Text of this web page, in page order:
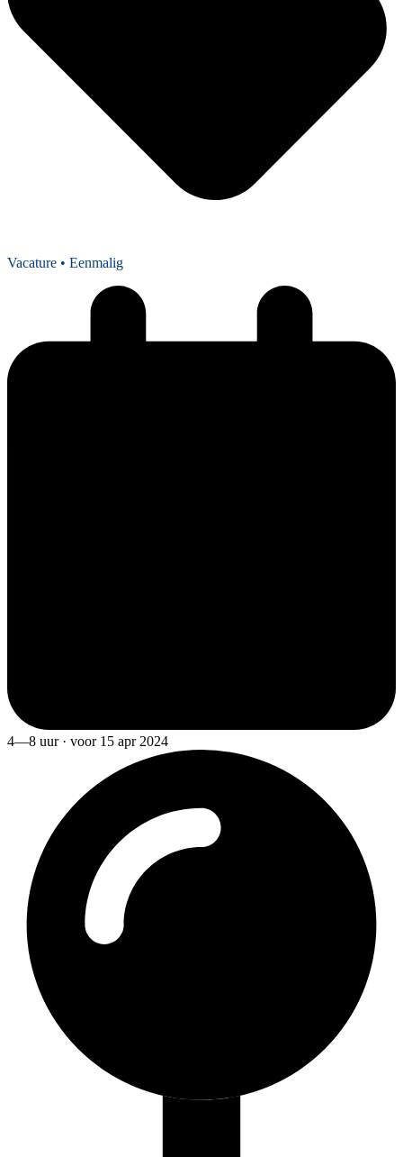
Vacature • Eenmalig
4—8 uur · voor 15 apr 2024